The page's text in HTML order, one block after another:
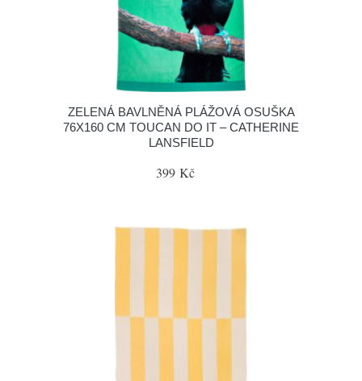
ZELENÁ BAVLNĚNÁ PLÁŽOVÁ OSUŠKA
76X160 CM TOUCAN DO IT – CATHERINE
LANSFIELD
399 Kč